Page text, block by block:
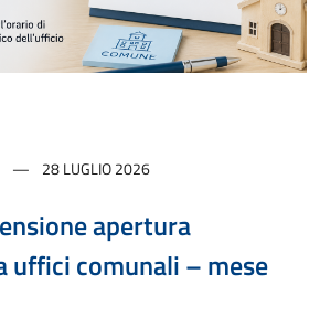
28 LUGLIO 2026
apertura
uffici comunali – mese